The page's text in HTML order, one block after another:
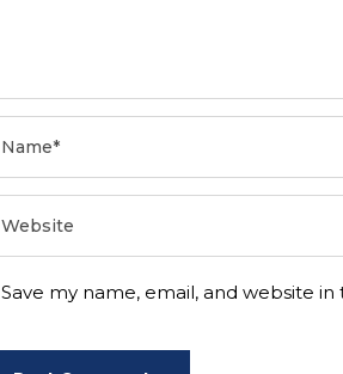
Save my name, email, and website